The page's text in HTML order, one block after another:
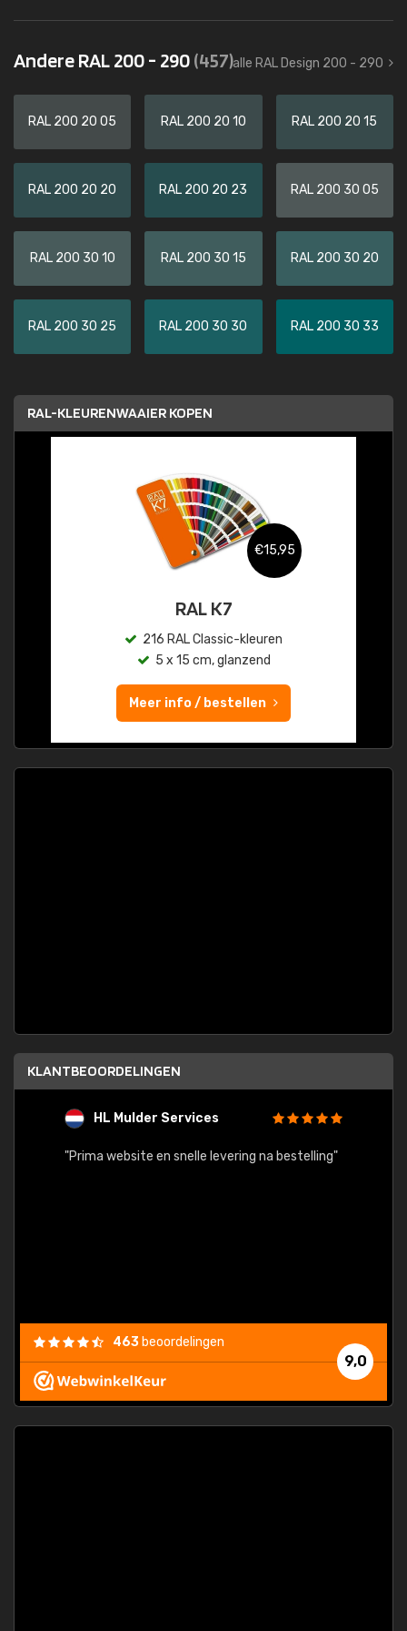
Andere RAL 200 - 290(457)alle RAL Design 200 - 290
RAL 200 20 05 RAL 200 20 10 RAL 200 20 15
RAL 200 20 20 RAL 200 20 23 RAL 200 30 05
RAL 200 30 10 RAL 200 30 15 RAL 200 30 20
RAL 200 30 25 RAL 200 30 30 RAL 200 30 33
RAL-KLEURENWAAIER KOPEN
€15,95
RAL K7
216 RAL Classic-kleuren
5 x 15 cm, glanzend
Meer info / bestellen
KLANTBEOORDELINGEN
HL Mulder Services
"Prima website en snelle levering na bestelling"
9,0
463 beoordelingen